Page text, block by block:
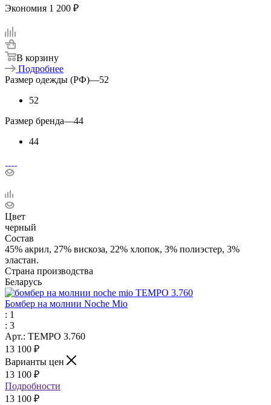
Экономия 1 200 ₽
В корзину
Подробнее
Размер одежды (РФ)—52
52
Размер бренда—44
44
Цвет
черный
Состав
45% акрил, 27% вискоза, 22% хлопок, 3% полиэстер, 3%
эластан.
Страна производства
Беларусь
Бомбер на молнии Noche Mio
: 1
: 3
Арт.: TEMPO 3.760
13 100 ₽
Варианты цен
13 100 ₽
Подробности
13 100 ₽